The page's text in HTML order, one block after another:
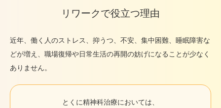
リワークで役立つ理由
近年、働く人のストレス、抑うつ、不安、集中困難、睡眠障害な
どが増え、職場復帰や日常生活の再開の妨げになることが少なく
ありません。
とくに精神科治療においては、